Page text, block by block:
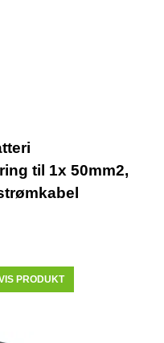
til 1x 50mm2,
PRODUKT